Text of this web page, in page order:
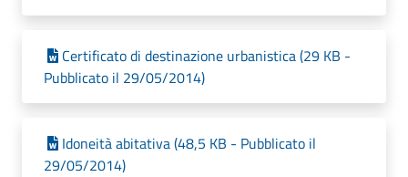
Certificato di destinazione urbanistica (29 KB -
Pubblicato il 29/05/2014)
Idoneità abitativa (48,5 KB - Pubblicato il
29/05/2014)